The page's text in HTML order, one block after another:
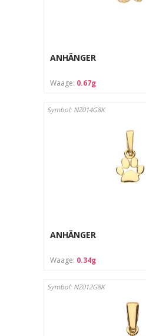
ANHÄNGER
Waage: 0.67g
Symbol: NZ014G8K
ANHÄNGER
Waage: 0.34g
Symbol: NZ012G8K